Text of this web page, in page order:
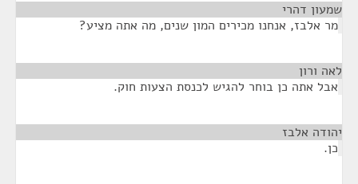
שמעון דהרי
מר אלבז, אנחנו מכירים המון שנים, מה אתה מציע?
לאה ורון
אבל אתה כן בוחר להגיש לכנסת הצעות חוק.
יהודה אלבז
כן.